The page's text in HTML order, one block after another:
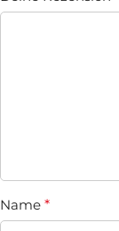
Name *